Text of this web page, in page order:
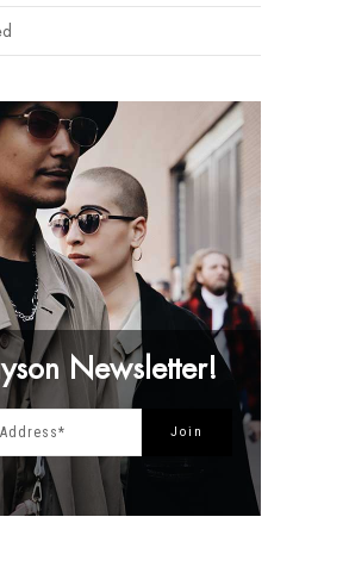
Newsletter!